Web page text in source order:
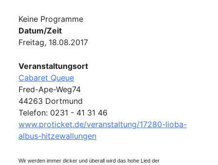
Keine Programme
Datum/Zeit
Freitag, 18.08.2017
Veranstaltungsort
Cabaret Queue
Fred-Ape-Weg74
44263 Dortmund
Telefon: 0231 - 41 31 46
www.proticket.de/veranstaltung/17280-lioba-
albus-hitzewallungen
Wir werden immer dicker und überall wird das hohe Lied der